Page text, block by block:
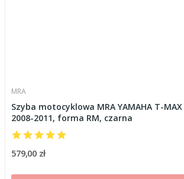
MRA
Szyba motocyklowa MRA YAMAHA T-MAX
2008-2011, forma RM, czarna
579,00 zł